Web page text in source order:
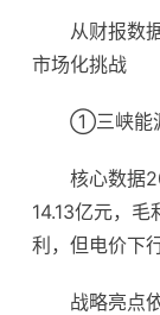
从财报数
市场化挑战
①三峡能
核心数据
14.13亿元，
利，但电价下
战略亮点